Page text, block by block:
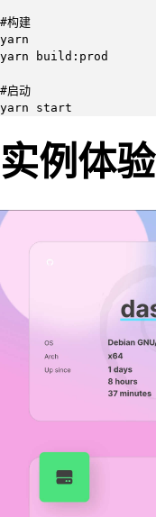
#构建
yarn
yarn build:prod
#启动
yarn start
实例体验